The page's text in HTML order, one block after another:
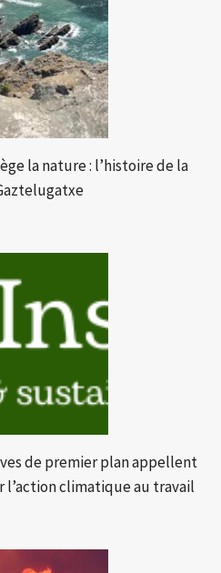
la nature : l’histoire de la
de premier plan appellent
l’action climatique au travail